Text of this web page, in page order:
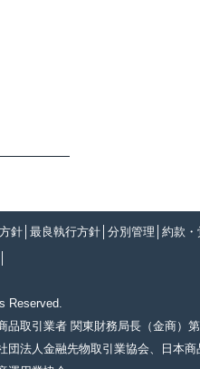
針 最良執行方針 分別管理 約款・
Reserved.
品取引業者 関東財務局長（金商）
団法人金融先物取引業協会、日本